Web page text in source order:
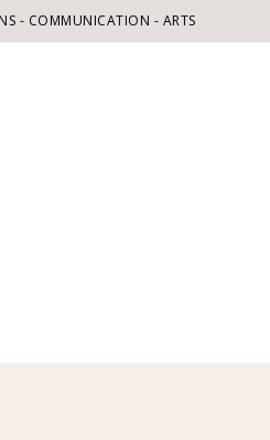
- COMMUNICATION - ARTS